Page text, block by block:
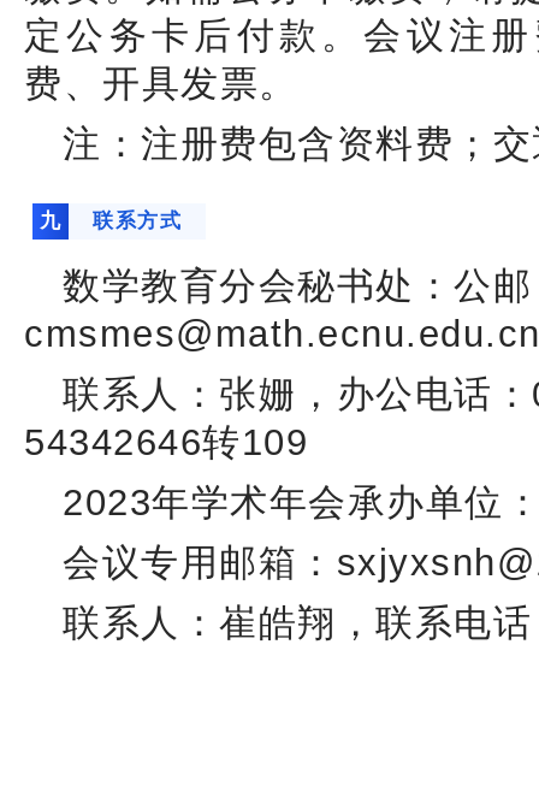
定公务卡后付款。会议注
费、开具发票。
注：注册费包含资料费；
九 联系方式
数学教育分会秘书处：公邮
联系人：张姗，办公电话
54342646转109
2023年学术年会承办单位
会议专用邮箱：
联系人：崔皓翔，联系电